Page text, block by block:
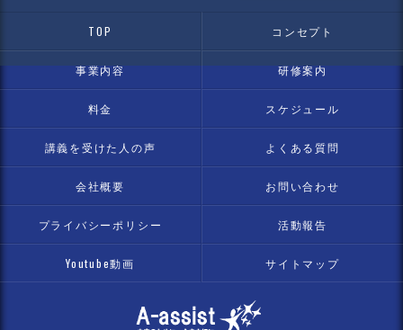
TOP コンセプト
事業内容 研修案内
料金 スケジュール
講義を受けた人の声 よくある質問
会社概要 お問い合わせ
プライバシーポリシー 活動報告
Youtube動画 サイトマップ